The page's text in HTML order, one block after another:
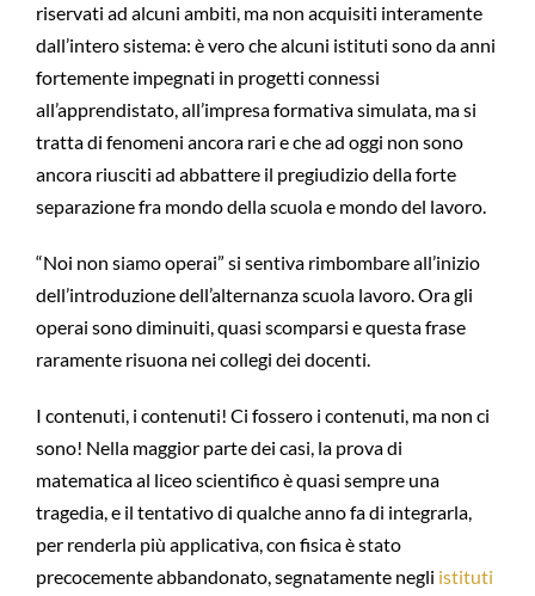
riservati ad alcuni ambiti, ma non acquisiti interamente
dall’intero sistema: è vero che alcuni istituti sono da anni
fortemente impegnati in progetti connessi
all’apprendistato, all’impresa formativa simulata, ma si
tratta di fenomeni ancora rari e che ad oggi non sono
ancora riusciti ad abbattere il pregiudizio della forte
separazione fra mondo della scuola e mondo del lavoro.
“Noi non siamo operai” si sentiva rimbombare all’inizio
dell’introduzione dell’alternanza scuola lavoro. Ora gli
operai sono diminuiti, quasi scomparsi e questa frase
raramente risuona nei collegi dei docenti.
I contenuti, i contenuti! Ci fossero i contenuti, ma non ci
sono! Nella maggior parte dei casi, la prova di
matematica al liceo scientifico è quasi sempre una
tragedia, e il tentativo di qualche anno fa di integrarla,
per renderla più applicativa, con fisica è stato
precocemente abbandonato, segnatamente negli istituti